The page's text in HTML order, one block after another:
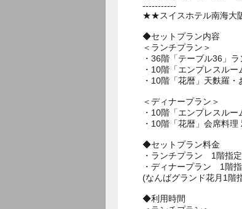
-----------
★★スイスホテル南海大
◆セットプラン内容
＜ランチプラン＞
・36階「テーブル36」
・10階「エンプレスル
・10階「花暦」天麩羅
＜ディナープラン＞
・10階「エンプレスルー
・10階「花暦」会席料理
◆セットプラン料金
・ランチプラン 1階指
・ディナープラン 1階
(なんばグランド花月1階
◆利用時間